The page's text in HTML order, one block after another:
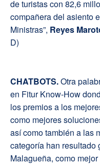
de turistas con 82,6
compañera del asiento
Ministras”, Reyes
D)
CHATBOTS.Otra
en Fitur Know-How
los premios a los
como mejores
así como también a las
categoría han resultado
Malagueña, como